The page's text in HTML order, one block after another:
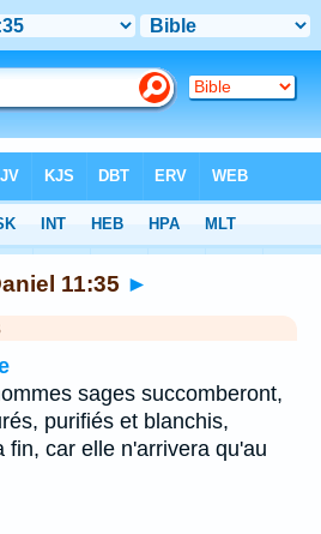
11:35 ►
sages succomberont,
purifiés et blanchis,
fin, car elle n'arrivera qu'au